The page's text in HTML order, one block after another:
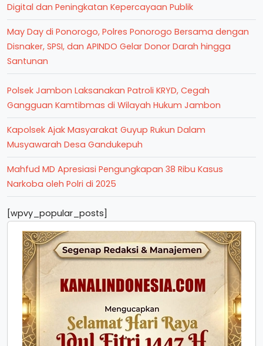
Digital dan Peningkatan Kepercayaan Publik
May Day di Ponorogo, Polres Ponorogo Bersama dengan
Disnaker, SPSI, dan APINDO Gelar Donor Darah hingga
Santunan
Polsek Jambon Laksanakan Patroli KRYD, Cegah
Gangguan Kamtibmas di Wilayah Hukum Jambon
Kapolsek Ajak Masyarakat Guyup Rukun Dalam
Musyawarah Desa Gandukepuh
Mahfud MD Apresiasi Pengungkapan 38 Ribu Kasus
Narkoba oleh Polri di 2025
[wpvy_popular_posts]